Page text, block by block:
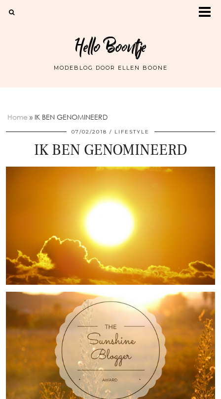
Hello Boontje
MODEBLOG DOOR ELLEN BOONE
Home » IK BEN GENOMINEERD
07/02/2018 LIFESTYLE
IK BEN GENOMINEERD